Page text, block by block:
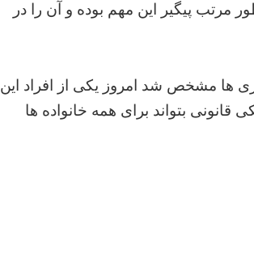
مرتب پیگیر این مهم بوده و آن را در
ها مشخص شد امروز یکی از افراد این
بتواند برای همه خانواده ها